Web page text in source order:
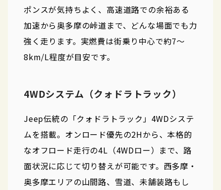
ポンスが気持ちよく、高速道路での余裕ある
加速から奥多摩の峠道まで、どんな場面でも力
強く走ります。実燃費は街乗り中心で約7〜
8km/L程度が目安です。
4WDシステム（クォドラトラック）
Jeep伝統の「クォドラトラック」4WDシステ
ムを搭載。オンロード優先の2Hから、本格的
なオフロード走行の4L（4WDロー）まで、路
面状況に応じて切り替えが可能です。西多摩・
奥多摩エリアの山間路、雪道、未舗装路もし